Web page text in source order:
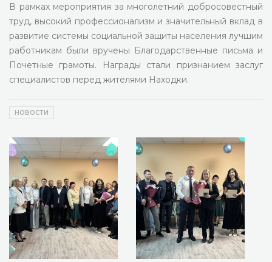
В рамках мероприятия за многолетний добросовестный
труд, высокий профессионализм и значительный вклад в
развитие системы социальной защиты населения лучшим
работникам были вручены Благодарственные письма и
Почетные грамоты. Награды стали признанием заслуг
специалистов перед жителями Находки.
НОВОСТИ